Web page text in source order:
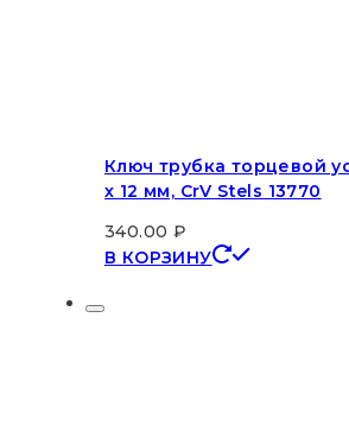
Ключ трубка торцевой
х 12 мм, CrV Stels 13770
340.00 ₽
В КОРЗИНУ